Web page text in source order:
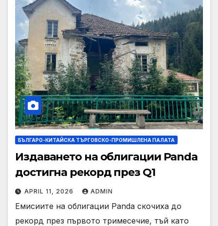
БЪЛГАРО-КИТАЙСКА ТЪРГОВСКО-ПРОМИШЛЕНА ПАЛАТА
Издаването на облигации Panda
достигна рекорд през Q1
APRIL 11, 2026 ADMIN
Емисиите на облигации Panda скочиха до
рекорд през първото тримесечие, тъй като